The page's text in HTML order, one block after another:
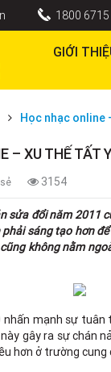
1800 6715
GIỚI
Học nhạc online
– XU THẾ TẤT
3154
sửa đổi năm 2011
sáng tạo hơn
không nằm
nhấn mạnh sự
gây ra sự chán
hơn ở trường cung